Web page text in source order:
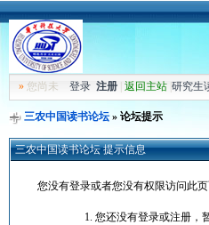
»您尚未 登录 注册| 返回主站| 研究生
三农中国读书论坛» 论坛提示
三农中国读书论坛 提示信息
您没有登录或者您没有权限访问此
您还没有登录或注册，